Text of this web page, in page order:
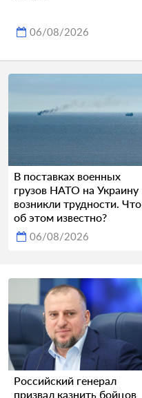
06/08/2026
В поставках военных
грузов НАТО на Украину
возникли трудности. Что
об этом известно?
06/08/2026
Российский генерал
призвал казнить бойцов